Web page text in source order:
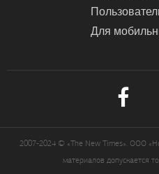
Для
2007-2024 © «The New Times». ООО
материалов допускается